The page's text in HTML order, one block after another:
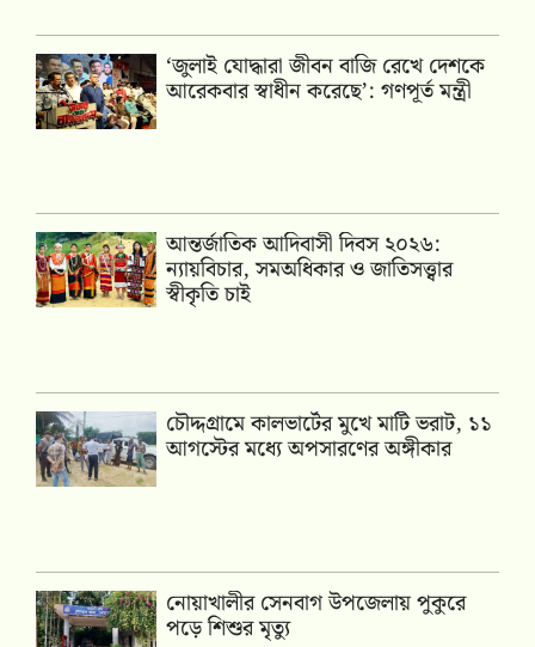
‘জুলাই যোদ্ধারা জীবন বাজি রেখে দেশকে
আরেকবার স্বাধীন করেছে’: গণপূর্ত মন্ত্রী
আন্তর্জাতিক আদিবাসী দিবস ২০২৬:
ন্যায়বিচার, সমঅধিকার ও জাতিসত্ত্বার
স্বীকৃতি চাই
চৌদ্দগ্রামে কালভার্টের মুখে মাটি ভরাট, ১১
আগস্টের মধ্যে অপসারণের অঙ্গীকার
নোয়াখালীর সেনবাগ উপজেলায় পুকুরে
পড়ে শিশুর মৃত্যু